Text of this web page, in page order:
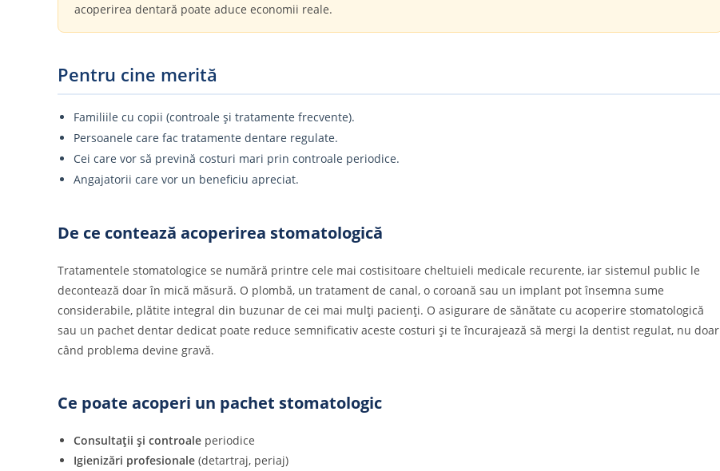
acoperirea dentară poate aduce economii reale.
Pentru cine merită
Familiile cu copii (controale și tratamente frecvente).
Persoanele care fac tratamente dentare regulate.
Cei care vor să prevină costuri mari prin controale periodice.
Angajatorii care vor un beneficiu apreciat.
De ce contează acoperirea stomatologică
Tratamentele stomatologice se numără printre cele mai costisitoare cheltuieli medicale recurente, iar sistemul public le
decontează doar în mică măsură. O plombă, un tratament de canal, o coroană sau un implant pot însemna sume
considerabile, plătite integral din buzunar de cei mai mulți pacienți. O asigurare de sănătate cu acoperire stomatologică
sau un pachet dentar dedicat poate reduce semnificativ aceste costuri și te încurajează să mergi la dentist regulat, nu doar
când problema devine gravă.
Ce poate acoperi un pachet stomatologic
Consultații și controale periodice
Igienizări profesionale (detartraj, periaj)